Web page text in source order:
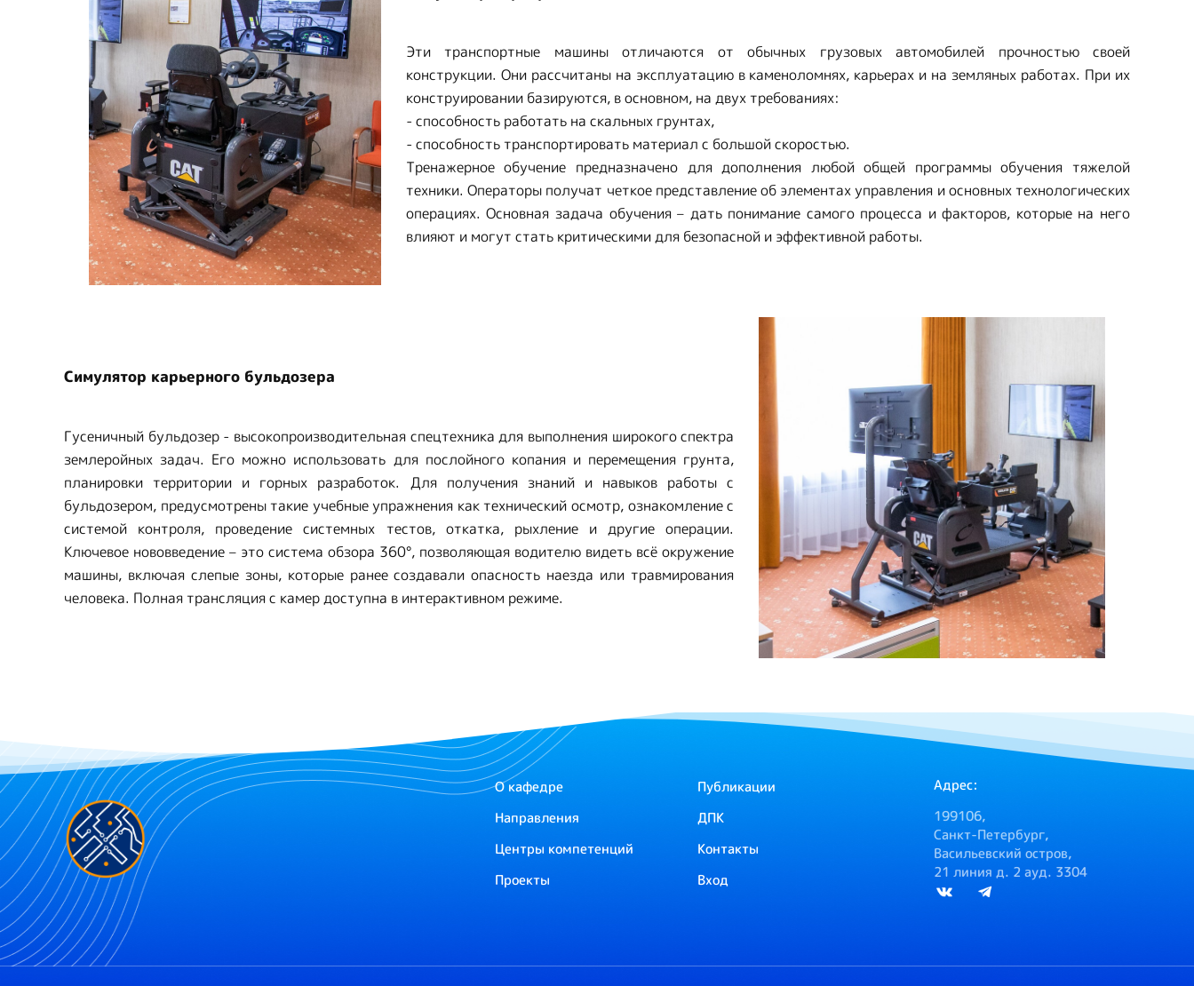
Эти транспортные машины отличаются от обычных грузовых автомобилей прочностью своей
конструкции. Они рассчитаны на эксплуатацию в каменоломнях, карьерах и на земляных работах. При их
конструировании базируются, в основном, на двух требованиях:
- способность работать на скальных грунтах,
- способность транспортировать материал с большой скоростью.
Тренажерное обучение предназначено для дополнения любой общей программы обучения тяжелой
техники. Операторы получат четкое представление об элементах управления и основных технологических
операциях. Основная задача обучения – дать понимание самого процесса и факторов, которые на него
влияют и могут стать критическими для безопасной и эффективной работы.
Симулятор карьерного бульдозера
Гусеничный бульдозер - высокопроизводительная спецтехника для выполнения широкого спектра
землеройных задач. Его можно использовать для послойного копания и перемещения грунта,
планировки территории и горных разработок. Для получения знаний и навыков работы с
бульдозером, предусмотрены такие учебные упражнения как технический осмотр, ознакомление с
системой контроля, проведение системных тестов, откатка, рыхление и другие операции.
Ключевое нововведение – это система обзора 360°, позволяющая водителю видеть всё окружение
машины, включая слепые зоны, которые ранее создавали опасность наезда или травмирования
человека. Полная трансляция с камер доступна в интерактивном режиме.
О кафедре
Направления
Центры компетенций
Проекты
Публикации
ДПК
Контакты
Вход
Адрес:
199106,
Санкт-Петербург,
Васильевский остров,
21 линия д. 2 ауд. 3304